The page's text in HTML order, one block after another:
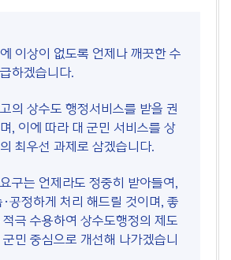
이상이 없도록 언제나 깨끗한 수
하겠습니다.
의 상수도 행정서비스를 받을 권
, 이에 따라 대 군민 서비스를 상
최우선 과제로 삼겠습니다.
구는 언제라도 정중히 받아들여,
공정하게 처리 해드릴 것이며, 좋
극 수용하여 상수도행정의 제도
민 중심으로 개선해 나가겠습니